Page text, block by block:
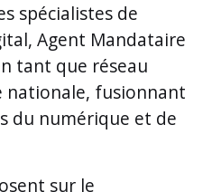
spécialistes de
Agent Mandataire
tant que réseau
fusionnant
du numérique et de
sur le